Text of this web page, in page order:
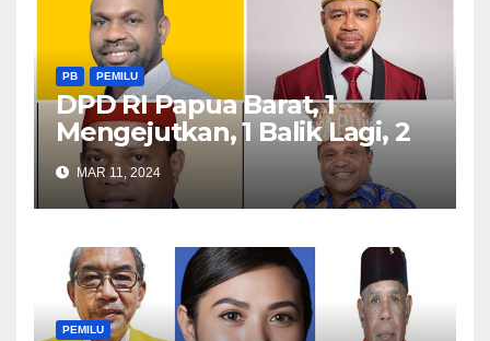
PB PEMILU
DPD RI Papua Barat, 1
Mengejutkan, 1 Balik Lagi, 2
Bertahan
MAR 11, 2024
PEMILU